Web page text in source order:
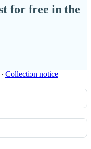
for free in the
∙ Collection notice